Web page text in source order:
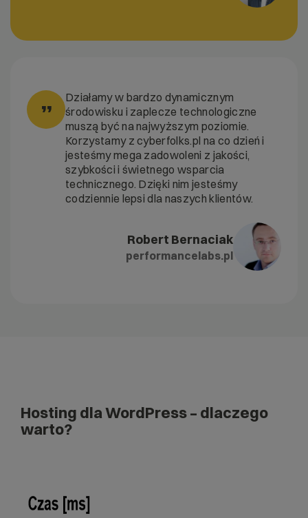
”
Działamy w bardzo dynamicznym
środowisku i zaplecze technologiczne
muszą być na najwyższym poziomie.
Korzystamy z cyberfolks.pl na co dzień i
jesteśmy mega zadowoleni z jakości,
szybkości i świetnego wsparcia
technicznego. Dzięki nim jesteśmy
codziennie lepsi dla naszych klientów.
Robert Bernaciak
performancelabs.pl
Hosting dla WordPress – dlaczego
warto?